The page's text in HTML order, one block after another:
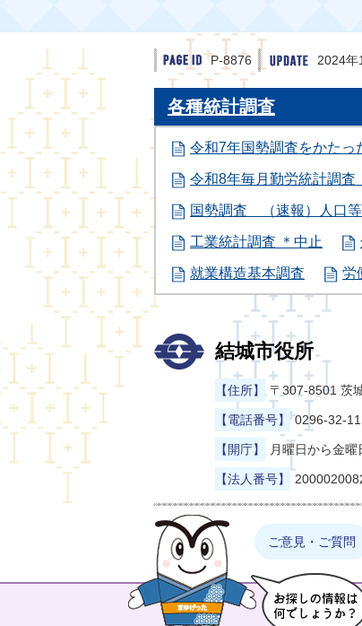
まゆげった
P-8876 2024年
各種統計調査
令和7年国勢調査をかたっ
令和8年毎月勤労統計調査
国勢調査 （速報）人口
工業統計調査 ＊中止
就業構造基本調査 労
結城市役所
【住所】 〒307-8501 茨
【電話番号】 0296-32-
【開庁】 月曜日から金
【法人番号】
ご意見・ご質問